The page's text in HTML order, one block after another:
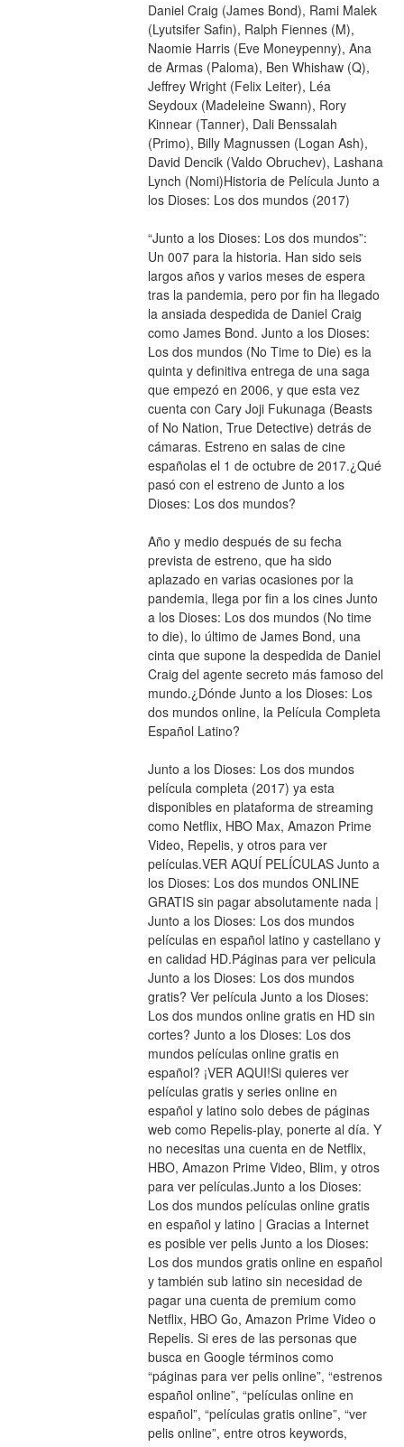
Daniel Craig (James Bond), Rami Malek
(Lyutsifer Safin), Ralph Fiennes (M),
Naomie Harris (Eve Moneypenny), Ana
de Armas (Paloma), Ben Whishaw (Q),
Jeffrey Wright (Felix Leiter), Léa
Seydoux (Madeleine Swann), Rory
Kinnear (Tanner), Dali Benssalah
(Primo), Billy Magnussen (Logan Ash),
David Dencik (Valdo Obruchev), Lashana
Lynch (Nomi)Historia de Película Junto a
los Dioses: Los dos mundos (2017)
“Junto a los Dioses: Los dos mundos”:
Un 007 para la historia. Han sido seis
largos años y varios meses de espera
tras la pandemia, pero por fin ha llegado
la ansiada despedida de Daniel Craig
como James Bond. Junto a los Dioses:
Los dos mundos (No Time to Die) es la
quinta y definitiva entrega de una saga
que empezó en 2006, y que esta vez
cuenta con Cary Joji Fukunaga (Beasts
of No Nation, True Detective) detrás de
cámaras. Estreno en salas de cine
españolas el 1 de octubre de 2017.¿Qué
pasó con el estreno de Junto a los
Dioses: Los dos mundos?
Año y medio después de su fecha
prevista de estreno, que ha sido
aplazado en varias ocasiones por la
pandemia, llega por fin a los cines Junto
a los Dioses: Los dos mundos (No time
to die), lo último de James Bond, una
cinta que supone la despedida de Daniel
Craig del agente secreto más famoso del
mundo.¿Dónde Junto a los Dioses: Los
dos mundos online, la Película Completa
Español Latino?
Junto a los Dioses: Los dos mundos
película completa (2017) ya esta
disponibles en plataforma de streaming
como Netflix, HBO Max, Amazon Prime
Video, Repelis, y otros para ver
películas.VER AQUÍ PELÍCULAS Junto a
los Dioses: Los dos mundos ONLINE
GRATIS sin pagar absolutamente nada |
Junto a los Dioses: Los dos mundos
películas en español latino y castellano y
en calidad HD.Páginas para ver pelicula
Junto a los Dioses: Los dos mundos
gratis? Ver película Junto a los Dioses:
Los dos mundos online gratis en HD sin
cortes? Junto a los Dioses: Los dos
mundos películas online gratis en
español? ¡VER AQUI!Si quieres ver
películas gratis y series online en
español y latino solo debes de páginas
web como Repelis-play, ponerte al día. Y
no necesitas una cuenta en de Netflix,
HBO, Amazon Prime Video, Blim, y otros
para ver películas.Junto a los Dioses:
Los dos mundos películas online gratis
en español y latino | Gracias a Internet
es posible ver pelis Junto a los Dioses:
Los dos mundos gratis online en español
y también sub latino sin necesidad de
pagar una cuenta de premium como
Netflix, HBO Go, Amazon Prime Video o
Repelis. Si eres de las personas que
busca en Google términos como
“páginas para ver pelis online”, “estrenos
español online”, “películas online en
español”, “películas gratis online”, “ver
pelis online”, entre otros keywords,